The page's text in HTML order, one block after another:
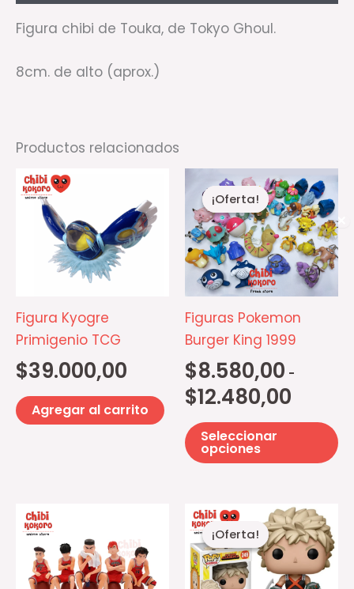
✕
Figura chibi de Touka, de Tokyo Ghoul.
8cm. de alto (aprox.)
Productos relacionados
Figura Kyogre
Primigenio TCG
$39.000,00
Agregar al carrito
¡Oferta!
¡Oferta!
Figuras Pokemon
Burger King 1999
$8.580,00 -
$12.480,00
Rango
de
precios:
desde
$8.580,00
hasta
Seleccionar
opciones
Este
producto
tiene
múltiples
¡Oferta!
¡Oferta!
El
precio
original
era:
El
precio
actual
es:
$7.000,00.